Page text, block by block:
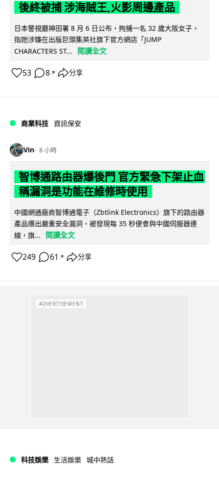
後終被捕 涉海賊王,火影周邊產品
日本警視廳神田署 8 月 6 日公布，拘捕一名 32 歲大阪女子，
指她涉嫌在出版巨頭集英社旗下官方網店「JUMP
CHARACTERS ST...
閱讀全文
53 8 ↗ 分享
商業科技 資訊保安
Vin 8 小時
智博通路由器爆後門 官方緊急下架止血
稱漏洞是功能在維修時使用
中國網通廠商智博通電子（Zbtlink Electronics）旗下的路由器
產品爆出嚴重安全漏洞，被發現每 35 秒便會與中國伺服器連
線，旗...
閱讀全文
249 61 ↗ 分享
ADVERTISEMENT
科技娛樂 生活娛樂 城中熱話